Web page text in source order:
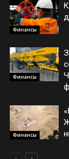
Финансы
Финансы
Финансы